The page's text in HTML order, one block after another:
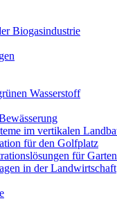
Biogasindustrie
Wasserstoff
im vertikalen
für den Golfplatz
für
in der Landwirtschaft